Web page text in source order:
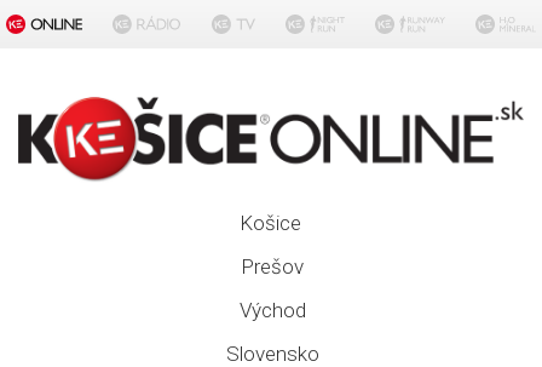
Košice
Prešov
Východ
Slovensko